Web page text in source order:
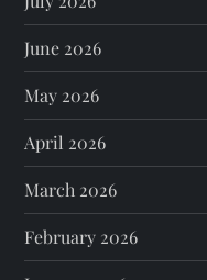
June 2026
May 2026
April 2026
March 2026
February 2026